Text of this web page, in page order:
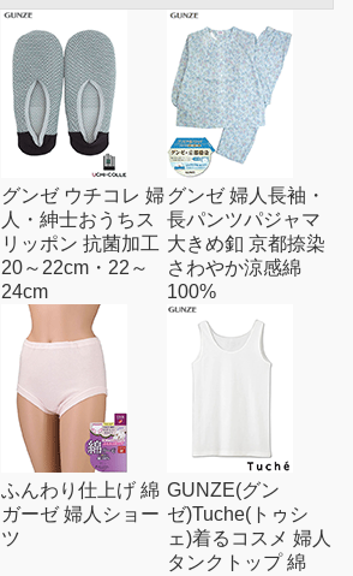
グンゼ ウチコレ 婦
人・紳士おうちス
リッポン 抗菌加工
20～22cm・22～
24cm
グンゼ 婦人長袖・
長パンツパジャマ
大きめ釦 京都捺染
さわやか涼感綿
100%
ふんわり仕上げ 綿
ガーゼ 婦人ショー
ツ
GUNZE(グン
ゼ)Tuche(トゥシ
ェ)着るコスメ 婦人
タンクトップ 綿